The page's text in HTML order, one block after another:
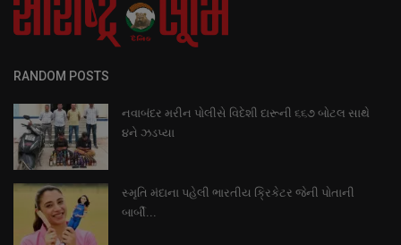
RANDOM POSTS
નવાબંદર મરીન પોલીસે વિદેશી દારૂની ૬૬૭ બોટલ સાથે
૪ને ઝડપ્યા
સ્મૃતિ મંદાના પહેલી ભારતીય ક્રિકેટર જેની પોતાની
બાર્બી...